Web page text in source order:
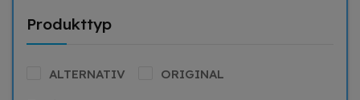
Produkttyp
ALTERNATIV ORIGINAL